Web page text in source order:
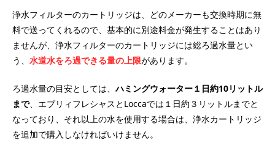
浄水フィルターのカートリッジは、どのメーカーも交換時期に無
料で送ってくれるので、基本的に別途料金が発生することはあり
ませんが、浄水フィルターのカートリッジには総ろ過水量とい
う、 水道水をろ過できる量の上限があります。
ろ過水量の目安としては、ハミングウォーター１日約10リットル
まで、エブリィフレシャスとLoccaでは１日約３リットルまでと
なっており、それ以上の水を使用する場合は、浄水カートリッジ
を追加で購入しなければいけません。